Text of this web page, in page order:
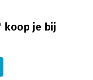
koop je bij